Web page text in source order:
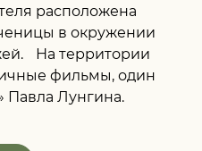
расположена
в окружении
На территории
фильмы, один
Павла Лунгина.